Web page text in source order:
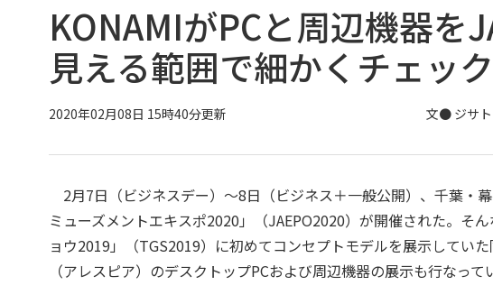
KONAMIがPCと周辺機器を
見える範囲で細かくチェック
2020年02月08日 15時40分更新 文● ジサ
2月7日（ビジネスデー）～8日（ビジネス＋一般公開）、千葉・
ミューズメントエキスポ2020」（JAEPO2020）が開催された。そ
ョウ2019」（TGS2019）に初めてコンセプトモデルを展示していた
（アレスピア）のデスクトップPCおよび周辺機器の展示も行なって